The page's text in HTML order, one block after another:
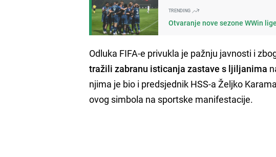
TRENDING
Otvaranje nove sezone WWin
Odluka FIFA-e privukla je pažnju javnosti i
tražili zabranu isticanja zastave s ljiljanima
njima je bio i predsjednik HSS-a Željko
ovog simbola na sportske manifestacije.